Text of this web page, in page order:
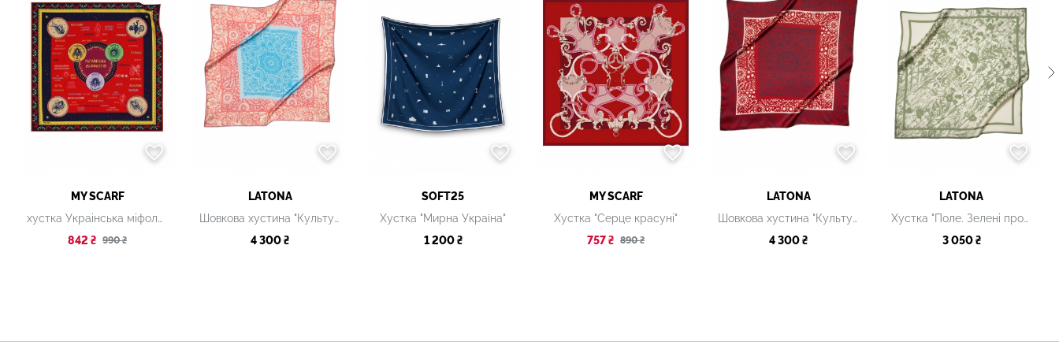
MY SCARF
хустка Украінська міфологія
842 ₴ 990 ₴
LATONA
Шовкова хустина "Культурна спадщита. Вибійка" Coral, 80х80 см
4 300 ₴
SOFT25
Хустка "Мирна Україна"
1 200 ₴
MY SCARF
Хустка "Серце красуні"
757 ₴ 890 ₴
LATONA
Шовкова хустина "Культурна спадщита. Вибійка", 80х80 см
4 300 ₴
LATONA
Хустка "Поле. Зелені простори"
3 050 ₴